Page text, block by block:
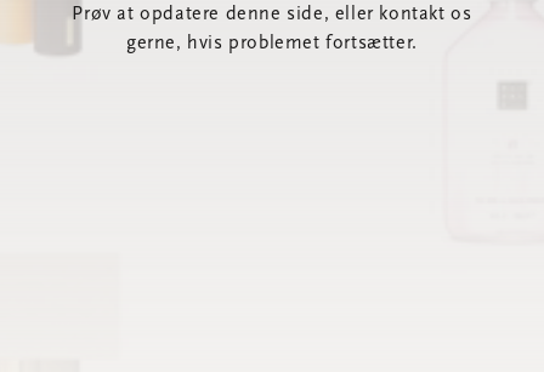
Prøv at opdatere denne side, eller kontakt os
gerne, hvis problemet fortsætter.